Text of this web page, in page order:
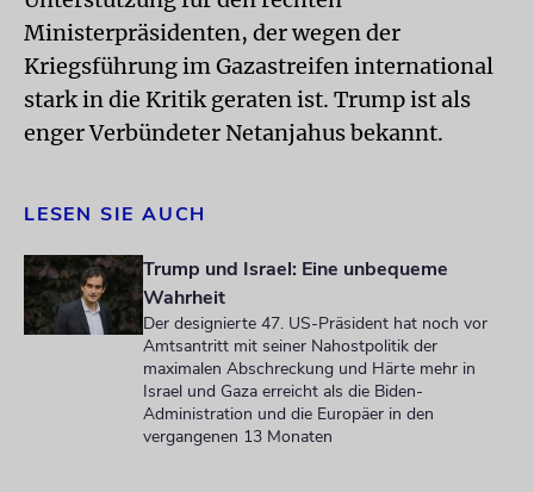
Ministerpräsidenten, der wegen der
Kriegsführung im Gazastreifen international
stark in die Kritik geraten ist. Trump ist als
enger Verbündeter Netanjahus bekannt.
LESEN SIE AUCH
Trump und Israel: Eine unbequeme
Wahrheit
Der designierte 47. US-Präsident hat noch vor
Amtsantritt mit seiner Nahostpolitik der
maximalen Abschreckung und Härte mehr in
Israel und Gaza erreicht als die Biden-
Administration und die Europäer in den
vergangenen 13 Monaten